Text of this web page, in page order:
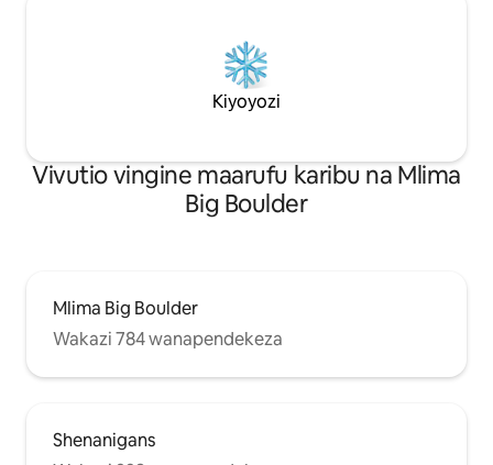
Kiyoyozi
Vivutio vingine maarufu karibu na Mlima
Big Boulder
Mlima Big Boulder
Wakazi 784 wanapendekeza
Shenanigans